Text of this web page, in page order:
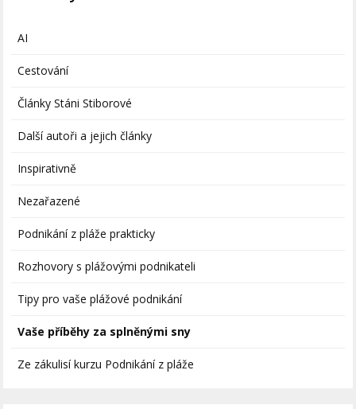
AI
Cestování
Články Stáni Stiborové
Další autoři a jejich články
Inspirativně
Nezařazené
Podnikání z pláže prakticky
Rozhovory s plážovými podnikateli
Tipy pro vaše plážové podnikání
Vaše příběhy za splněnými sny
Ze zákulisí kurzu Podnikání z pláže